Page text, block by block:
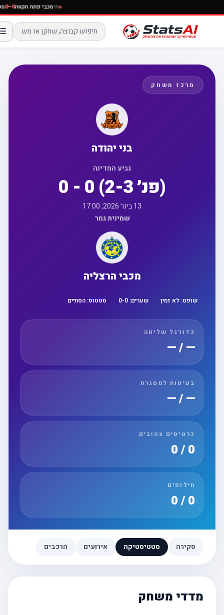
חימכבי פתח תקווה0–0
☰
מרכז משחק
בני יהודה
גביע המדינה
13 בינו׳ 2026, 17:00
שמינית גמר
מכבי הרצליה
שופט:לא זמין שערים: 0 -0 סטטוס:הסתיים
כדורגל שליטה
— / —
בעיטות למסגרת
— / —
כרטיסים צהובים
חילופים
סקירה סטטיסטיקה אירועים הרכבים
מדדי משחק